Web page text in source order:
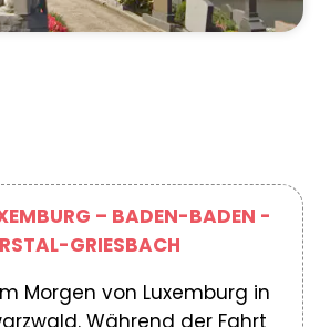
– BADEN-BADEN -
GRIESBACH
Morgen von Luxemburg in
Während der Fahrt